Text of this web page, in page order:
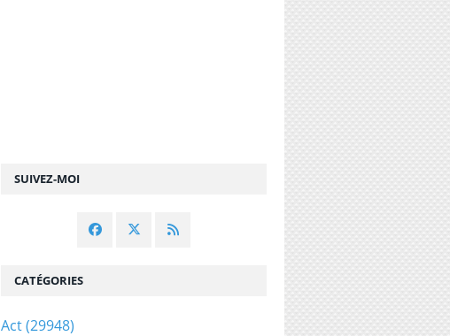
SUIVEZ-MOI
CATÉGORIES
Act(29948)